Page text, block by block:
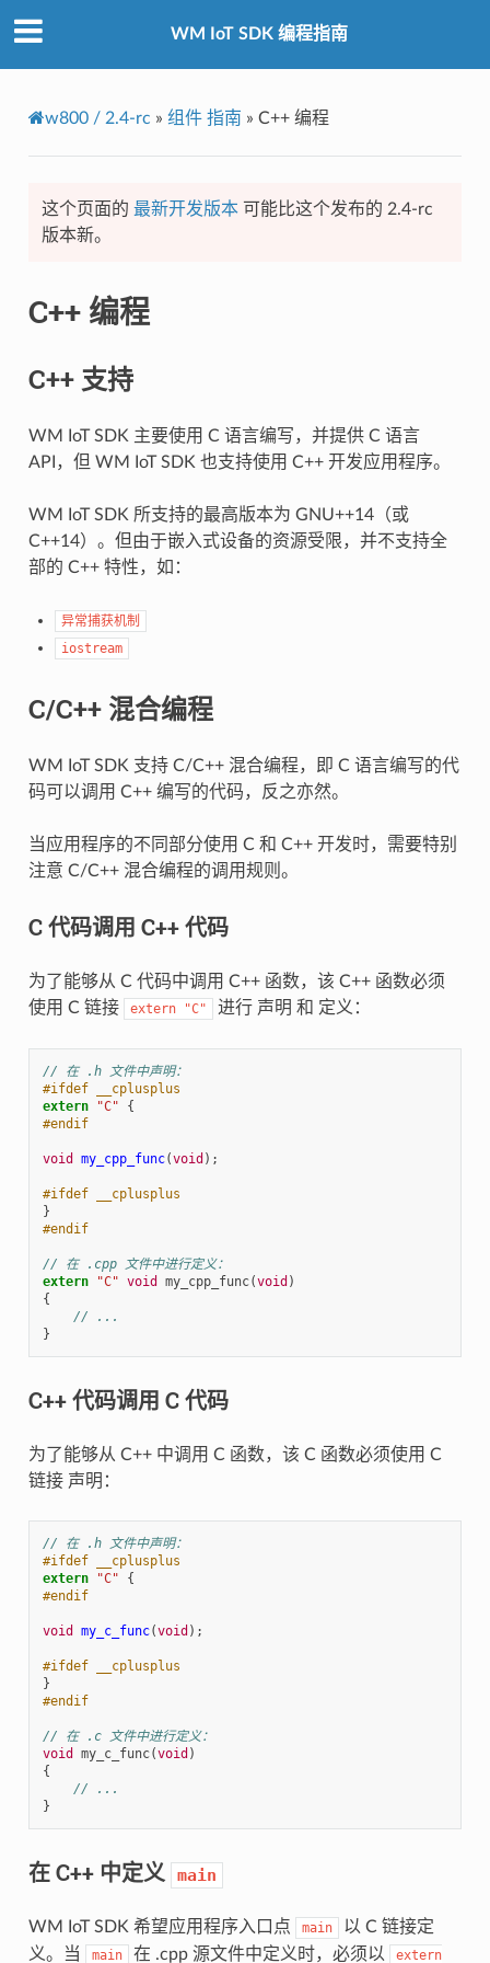
WM IoT SDK 编程指南
w800 / 2.4-rc » 组件 指南 » C++ 编程
这个页面的 最新开发版本可能比这个发布的 2.4-rc
版本新。
C++ 编程
C++ 支持
WM IoT SDK 主要使用 C 语言编写，并提供 C 语言
API，但 WM IoT SDK 也支持使用 C++ 开发应用程序。
WM IoT SDK 所支持的最高版本为 GNU++14（或
C++14）。但由于嵌入式设备的资源受限，并不支持全
部的 C++ 特性，如：
异常捕获机制
iostream
C/C++ 混合编程
WM IoT SDK 支持 C/C++ 混合编程，即 C 语言编写的代
码可以调用 C++ 编写的代码，反之亦然。
当应用程序的不同部分使用 C 和 C++ 开发时，需要特别
注意 C/C++ 混合编程的调用规则。
C 代码调用 C++ 代码
为了能够从 C 代码中调用 C++ 函数，该 C++ 函数必须
使用 C 链接
extern "C" 进行 声明 和 定义：
// 在 .h 文件中声明：
#ifdef __cplusplus
extern
"C"
{
#endif
void my_cpp_func(void );
#ifdef __cplusplus
}
#endif
// 在 .cpp 文件中进行定义：
extern
"C" void my_cpp_func(void )
{
// ...
}
C++ 代码调用 C 代码
为了能够从 C++ 中调用 C 函数，该 C 函数必须使用 C
链接 声明：
// 在 .h 文件中声明：
#ifdef __cplusplus
extern
"C"
{
#endif
void my_c_func(void );
#ifdef __cplusplus
}
#endif
// 在 .c 文件中进行定义：
void
my_c_func(void )
{
// ...
}
在 C++ 中定义 main
WM IoT SDK 希望应用程序入口点 main
以 C 链接定
义。当
main 在 .cpp 源文件中定义时，必须以 extern